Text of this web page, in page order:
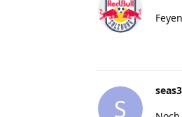
S